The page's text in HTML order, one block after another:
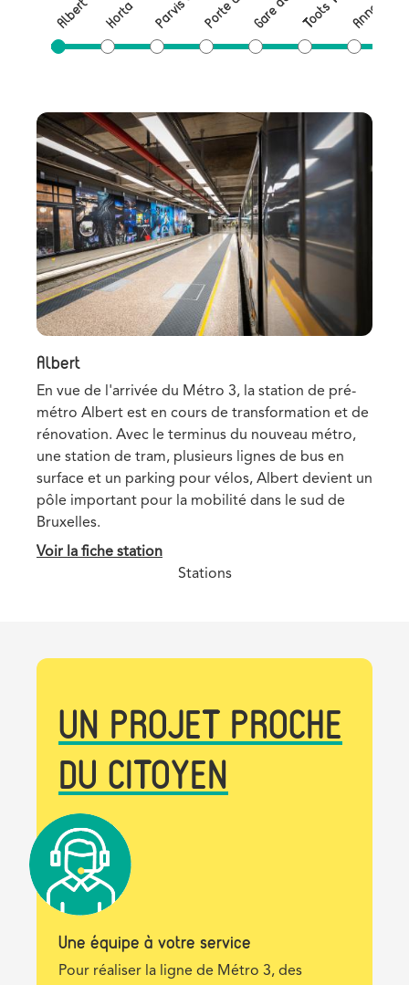
Albert Horta
Albert
En vue de l'arrivée du Métro 3, la station de pré-
métro Albert est en cours de transformation et de
rénovation. Avec le terminus du nouveau métro,
une station de tram, plusieurs lignes de bus en
surface et un parking pour vélos, Albert devient un
pôle important pour la mobilité dans le sud de
Bruxelles.
Voir la fiche station
Stations
UN PROJET PROCHE
DU CITOYEN
Une équipe à votre service
Description
Pour réaliser la ligne de Métro 3, des